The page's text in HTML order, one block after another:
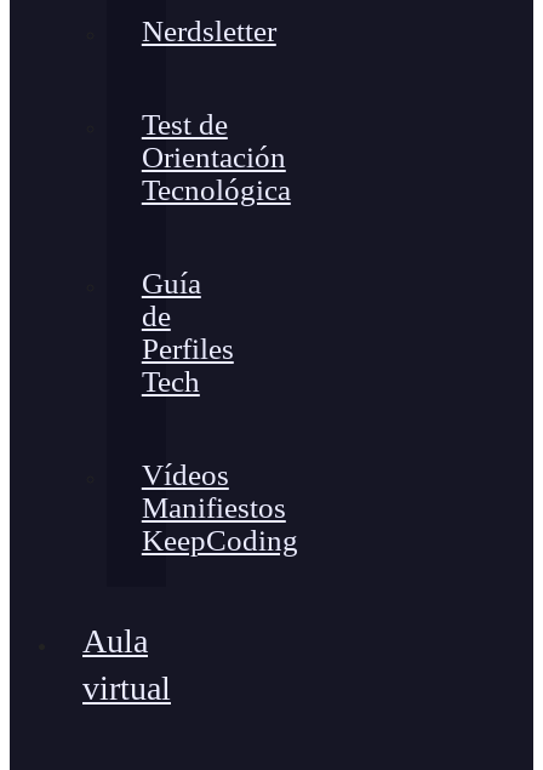
Nerdsletter
Test de
Orientación
Tecnológica
Guía
de
Perfiles
Tech
Vídeos
Manifiestos
KeepCoding
Aula
virtual